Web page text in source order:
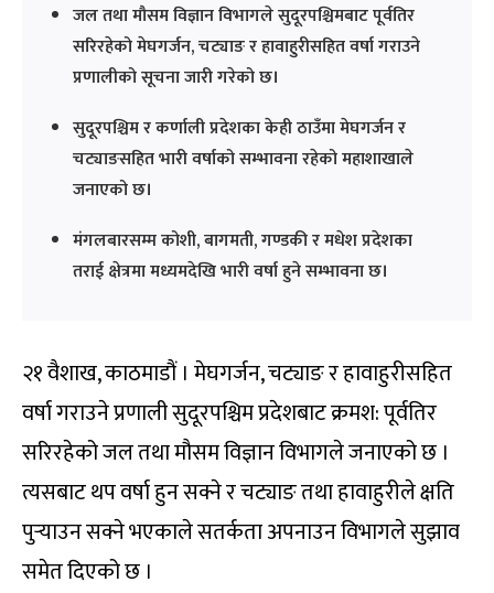
जल तथा मौसम विज्ञान विभागले सुदूरपश्चिमबाट पूर्वतिर
सरिरहेको मेघगर्जन, चट्याङ र हावाहुरीसहित वर्षा गराउने
प्रणालीको सूचना जारी गरेको छ।
सुदूरपश्चिम र कर्णाली प्रदेशका केही ठाउँमा मेघगर्जन र
चट्याङसहित भारी वर्षाको सम्भावना रहेको महाशाखाले
जनाएको छ।
मंगलबारसम्म कोशी, बागमती, गण्डकी र मधेश प्रदेशका
तराई क्षेत्रमा मध्यमदेखि भारी वर्षा हुने सम्भावना छ।
२१ वैशाख, काठमाडौं । मेघगर्जन, चट्याङ र हावाहुरीसहित
वर्षा गराउने प्रणाली सुदूरपश्चिम प्रदेशबाट क्रमश: पूर्वतिर
सरिरहेको जल तथा मौसम विज्ञान विभागले जनाएको छ ।
त्यसबाट थप वर्षा हुन सक्ने र चट्याङ तथा हावाहुरीले क्षति
पुर्‍याउन सक्ने भएकाले सतर्कता अपनाउन विभागले सुझाव
समेत दिएको छ ।